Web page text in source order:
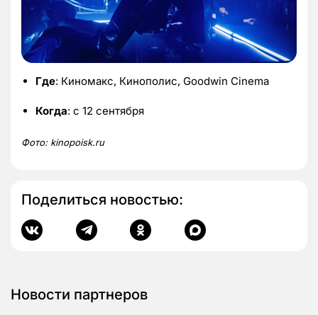
Где: Киномакс, Кинополис, Goodwin Cinema
Когда: с 12 сентября
Фото: kinopoisk.ru
Поделиться новостью:
Новости партнеров